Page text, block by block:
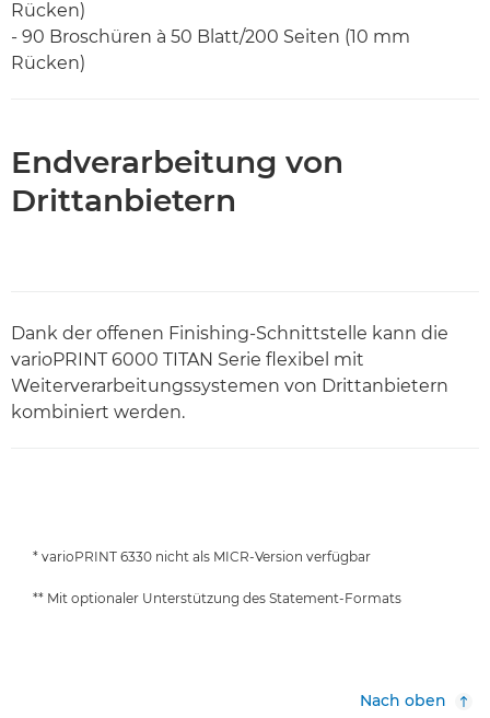
Rücken)
- 90 Broschüren à 50 Blatt/200 Seiten (10 mm
Rücken)
Endverarbeitung von
Drittanbietern
Dank der offenen Finishing-Schnittstelle kann die
varioPRINT 6000 TITAN Serie flexibel mit
Weiterverarbeitungssystemen von Drittanbietern
kombiniert werden.
* varioPRINT 6330 nicht als MICR-Version verfügbar
** Mit optionaler Unterstützung des Statement-Formats
Nach oben